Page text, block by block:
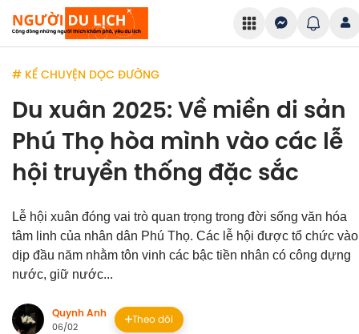
# KỂ CHUYỆN DỌC ĐƯỜNG
Du xuân 2025: Về miền di sản
Phú Thọ hòa mình vào các lễ
hội truyền thống đặc sắc
Lễ hội xuân đóng vai trò quan trọng trong đời sống văn hóa
tâm linh của nhân dân Phú Thọ. Các lễ hội được tổ chức vào
dịp đầu năm nhằm tôn vinh các bậc tiền nhân có công dựng
nước, giữ nước...
Quynh Anh
06/02
Theo dõi